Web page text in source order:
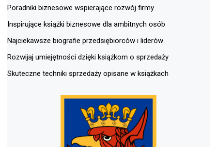
Poradniki biznesowe wspierające rozwój firmy
Inspirujące książki biznesowe dla ambitnych osób
Najciekawsze biografie przedsiębiorców i liderów
Rozwijaj umiejętności dzięki książkom o sprzedaży
Skuteczne techniki sprzedaży opisane w książkach